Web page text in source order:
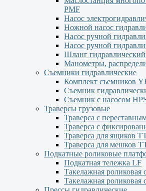
PMF
Насос
Ножной насос
Насос ручной
Насос ручной
Шланг
Манометры,
Съемники гидравлические
Комплект съемников
Съемник
Съемник с насосом
Траверсы грузовые
Траверса с
Траверса с
Траверса для ящиков
Траверса для мешков
Подкатные роликовые
Подкатная тележка LF
Такелажная роликовая
Такелажная роликовая